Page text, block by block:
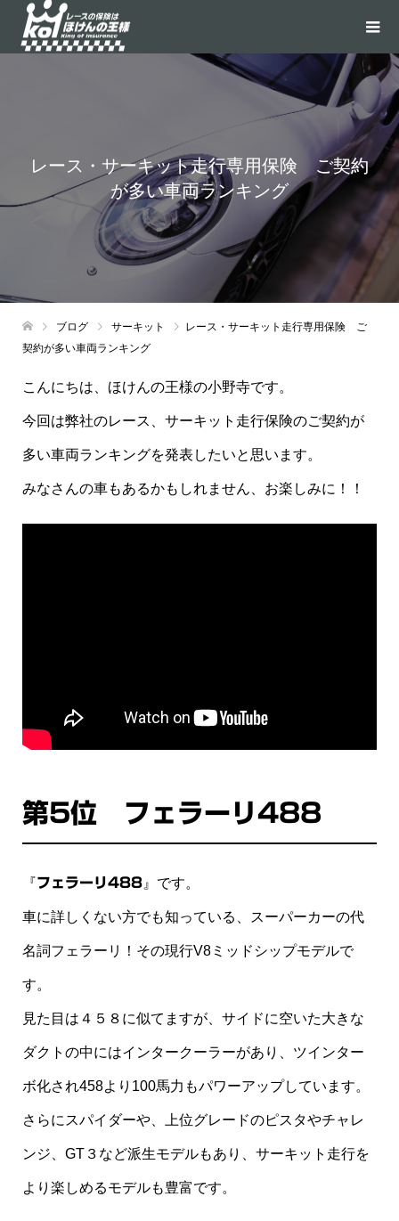
レース・サーキット走行専用保険 ご契約
が多い車両ランキング
ブログ サーキット
レース・サーキット走行専用保険 ご
契約が多い車両ランキング
こんにちは、ほけんの王様の小野寺です。
今回は弊社のレース、サーキット走行保険のご契約が
多い車両ランキングを発表したいと思います。
みなさんの車もあるかもしれません、お楽しみに！！
第5位 フェラーリ488
『フェラーリ488』です。
車に詳しくない方でも知っている、スーパーカーの代
名詞フェラーリ！その現行V8ミッドシップモデルで
す。
見た目は４５８に似てますが、サイドに空いた大きな
ダクトの中にはインタークーラーがあり、ツインター
ボ化され458より100馬力もパワーアップしています。
さらにスパイダーや、上位グレードのピスタやチャレ
ンジ、GT３など派生モデルもあり、サーキット走行を
より楽しめるモデルも豊富です。